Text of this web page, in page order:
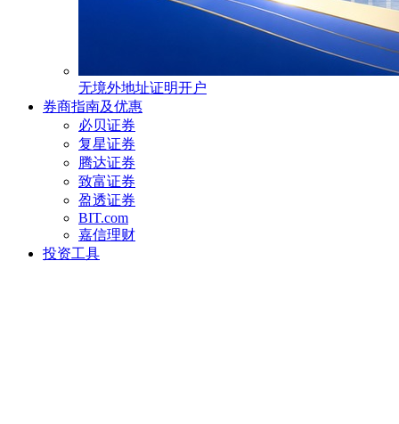
无境外地址证明开户
券商指南及优惠
必贝证券
复星证券
腾达证券
致富证券
盈透证券
BIT.com
嘉信理财
投资工具